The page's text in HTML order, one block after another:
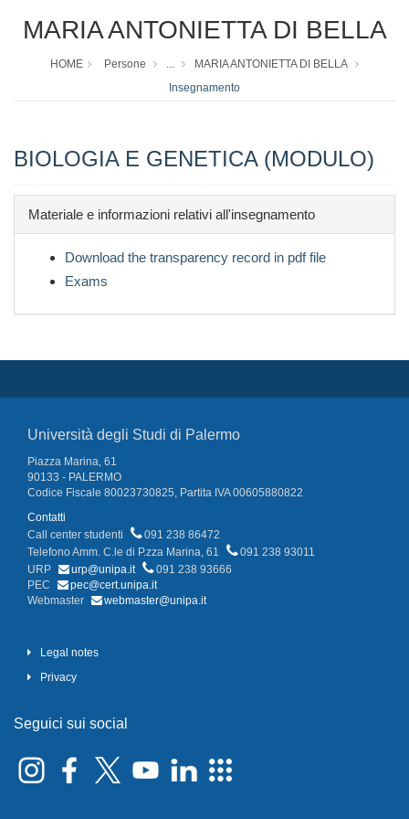
MARIA ANTONIETTA DI BELLA
HOME Persone ...
MARIA ANTONIETTA DI BELLA
Insegnamento
BIOLOGIA E GENETICA (MODULO)
Materiale e informazioni relativi all'insegnamento
Download the transparency record in pdf file
Exams
Università degli Studi di Palermo
Piazza Marina, 61
90133 - PALERMO
Codice Fiscale 80023730825, Partita IVA 00605880822
Contatti
Call center studenti
091 238 86472
Telefono Amm. C.le di P.zza Marina, 61
091 238 93011
URP
urp@unipa.it
091 238 93666
PEC
pec@cert.unipa.it
Webmaster
webmaster@unipa.it
Legal notes
Privacy
Seguici sui social